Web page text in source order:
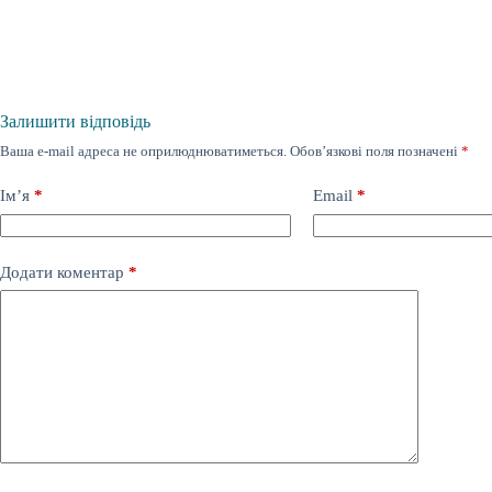
Залишити відповідь
Ваша e-mail адреса не оприлюднюватиметься. Обов’язкові поля позначені *
Ім’я * Email *
Додати коментар *